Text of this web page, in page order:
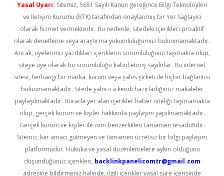
Yasal Uyarı: Sitemiz, 5651 Sayılı Kanun gereğince Bilgi Teknolojileri
ve İletişim Kurumu (BTK) tarafından onaylanmış bir Yer Sağlayıcı
olarak hizmet vermektedir. Bu nedenle, sitedeki içerikleri proaktif
olarak denetleme veya araştırma yükümlülüğümüz bulunmamaktadır.
Ancak, üyelerimiz yazdıkları içeriklerin sorumluluğunu taşımakta olup,
siteye üye olarak bu sorumluluğu kabul etmiş sayılırlar. Bu internet
sitesi, herhangi bir marka, kurum veya şahıs şirketi ile hiçbir bağlantısı
bulunmamaktadır. Sitede yalnızca kendi hazırladığımız makaleler
paylaşılmaktadır. Burada yer alan içerikler haber niteliği taşımamakta
olup, gerçek kurum ve kişiler hakkında paylaşım yapılmamaktadır.
Gerçek kurum ve kişiler ile isim benzerlikleri tamamen tesadüfidir.
Sitemiz, kar amacı gütmeyen ve tamamen ücretsiz bir bilgi paylaşım
platformudur. Hukuka ve yasal düzenlemelere aykırı olduğunu
düşündüğünüz içerikleri, backlinkpanelicomtr@gmail.com
adresine bildirmeniz halinde, ilgili içerikler yasal süre içerisinde